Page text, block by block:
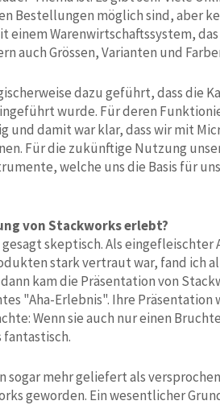
Bestellungen möglich sind, aber
einem Warenwirtschaftssystem,
auch Grössen, Varianten und
dazu geführt, dass die
wurde. Für deren
und damit war klar, dass wir mit
Für die zukünftige Nutzung
welche uns die Basis für
von Stackworks erlebt?
skeptisch. Als eingefleischter
stark vertraut war, fand ich
kam die Präsentation von
"Aha-Erlebnis". Ihre Präsentation
Wenn sie auch nur einen
fantastisch.
sogar mehr geliefert als
geworden. Ein wesentlicher